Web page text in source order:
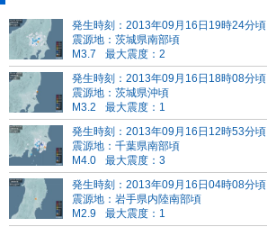
発生時刻：2013年09月16日19時24分頃
震源地：茨城県南部頃
M3.7
最大震度：2
発生時刻：2013年09月16日18時08分頃
震源地：茨城県沖頃
M3.2
最大震度：1
発生時刻：2013年09月16日12時53分頃
震源地：千葉県南部頃
M4.0
最大震度：3
発生時刻：2013年09月16日04時08分頃
震源地：岩手県内陸南部頃
M2.9
最大震度：1